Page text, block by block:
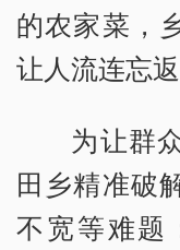
的农家菜，
让人流连忘返
为让群
田乡精准破
不宽等难题